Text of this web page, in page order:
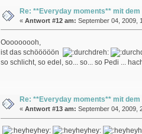
Re: **Everyday moments** mit
« Antwort #12 am: September 04, 2009,
Ooooooooh,
ist das schööööön
so schlicht, so edel, so... so... so Pedi ...
Re: **Everyday moments** mit
« Antwort #13 am: September 04, 2009,